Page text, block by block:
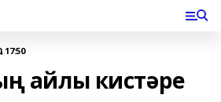
17:50
айлы кистәре